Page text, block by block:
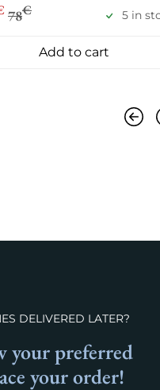
78€ 5 in
Add to cart
DELIVERED LATER?
your preferred
your order!